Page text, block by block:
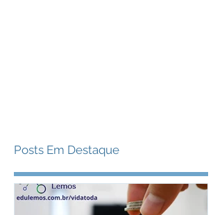
Posts Em Destaque